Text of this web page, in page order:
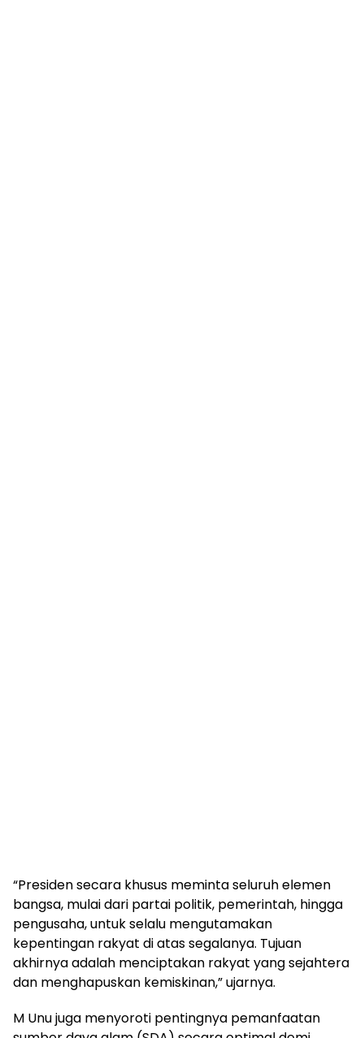
“Presiden secara khusus meminta seluruh elemen
bangsa, mulai dari partai politik, pemerintah, hingga
pengusaha, untuk selalu mengutamakan
kepentingan rakyat di atas segalanya. Tujuan
akhirnya adalah menciptakan rakyat yang sejahtera
dan menghapuskan kemiskinan,” ujarnya.
M Unu juga menyoroti pentingnya pemanfaatan